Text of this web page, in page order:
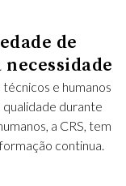
de
e humanos
qualidade durante
a CRS, tem
continua.